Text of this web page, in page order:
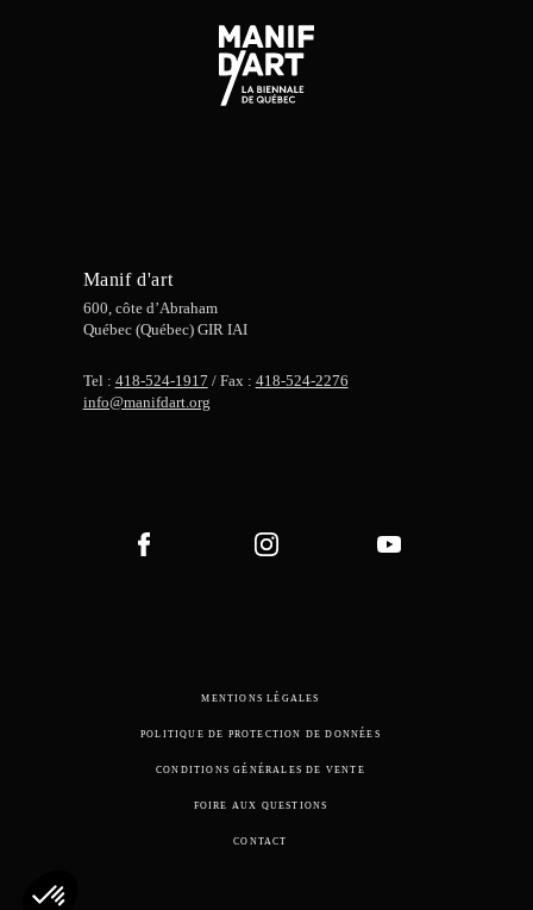
Manif d'art
600, côte d’Abraham
Québec (Québec) GIR IAI
Tel : 418-524-1917 / Fax : 418-524-2276
info@manifdart.org
MENTIONS LÉGALES
POLITIQUE DE PROTECTION DE DONNÉES
CONDITIONS GÉNÉRALES DE VENTE
FOIRE AUX QUESTIONS
CONTACT